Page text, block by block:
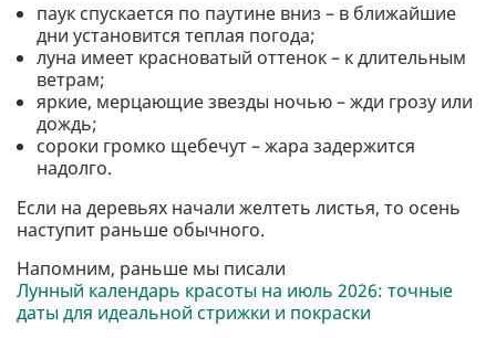
паук спускается по паутине вниз – в ближайшие
дни установится теплая погода;
луна имеет красноватый оттенок – к длительным
ветрам;
яркие, мерцающие звезды ночью – жди грозу или
дождь;
сороки громко щебечут – жара задержится
надолго.
Если на деревьях начали желтеть листья, то осень
наступит раньше обычного.
Напомним, раньше мы писали
Лунный календарь красоты на июль 2026: точные
даты для идеальной стрижки и покраски